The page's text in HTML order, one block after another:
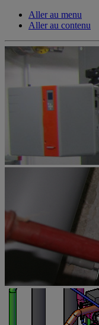
Aller au menu
Aller au contenu